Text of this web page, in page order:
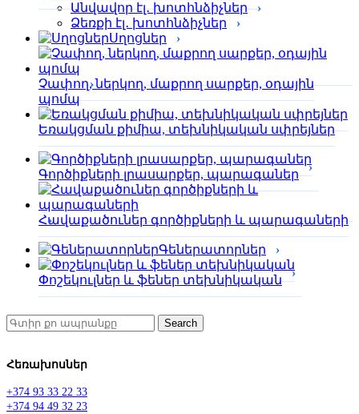
Անվավոր էլ․ խոտհնձիչներ
Ձեռքի էլ․ խոտհնձիչներ
Սղոցներ
Չափող, ներկող, մաքրող սարքեր, օդային
պոմպ
Եռակցման քիմիա, տեխնիկական սփրեյներ
Գործիքների լրասարքեր, պարագաներ
Հավաքածուներ գործիքների և պարագաների
Գեներատորներ
Փոշեկուլներ և ֆեներ տեխնիկական
Search
Հեռախոսներ
+374 93 33 22 33
+374 94 49 32 23